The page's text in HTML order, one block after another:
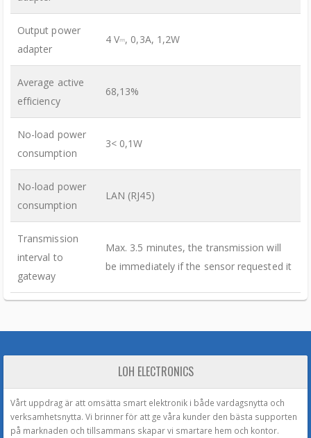
Output power
adapter
4 V⎓, 0,3A, 1,2W
Average active
efficiency
68,13%
No-load power
consumption
3< 0,1W
No-load power
consumption
LAN (RJ45)
Transmission
interval to
gateway
Max. 3.5 minutes, the transmission will
be immediately if the sensor requested it
LOH ELECTRONICS
Vårt uppdrag är att omsätta smart elektronik i både vardagsnytta och
verksamhetsnytta. Vi brinner för att ge våra kunder den bästa supporten
på marknaden och tillsammans skapar vi smartare hem och kontor.